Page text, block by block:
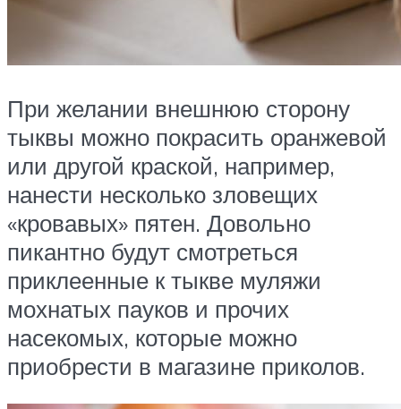
При желании внешнюю сторону
тыквы можно покрасить оранжевой
или другой краской, например,
нанести несколько зловещих
«кровавых» пятен. Довольно
пикантно будут смотреться
приклеенные к тыкве муляжи
мохнатых пауков и прочих
насекомых, которые можно
приобрести в магазине приколов.